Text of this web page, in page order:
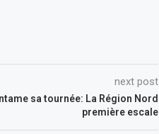
next post
sa tournée: La Région Nord
première escale